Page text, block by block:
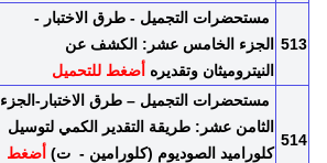
513
مستحضرات التجميل - طرق الاختبار -
الجزء الخامس عشر: الكشف عن
النيتروميثان وتقديره أضغط للتحميل
514
مستحضرات التجميل – طرق الاختبار - الجزء
الثامن عشر: طريقة التقدير الكمي لتوسيل
كلوراميد الصوديوم (كلورامين - ت) أضغط